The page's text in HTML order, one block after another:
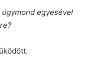
úgymond egyesével